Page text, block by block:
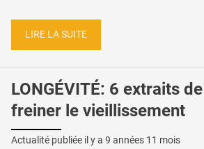
LIRE LA SUITE
LONGÉVITÉ: 6 extraits
freiner le vieillissement
Actualité publiée il y a 9 années 11 mois